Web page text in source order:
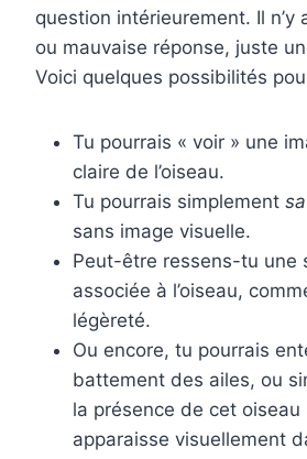
question intérieurement. Il n’y
ou mauvaise réponse, juste
Voici quelques possibilités
Tu pourrais « voir » une
claire de l’oiseau.
Tu pourrais simplement
sans image visuelle.
Peut-être ressens-tu une
associée à l’oiseau,
légèreté.
Ou encore, tu pourrais
battement des ailes, ou
la présence de cet oiseau
apparaisse visuellement